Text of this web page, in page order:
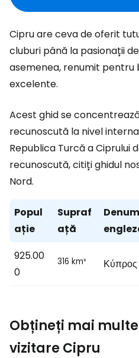
Cipru are ceva de oferit
cluburi până la pasionații
asemenea, renumit pentru
excelente.
Acest ghid se
recunoscută la nivel
Republica Turcă a Ciprului
recunoscută, citiți ghidul
Nord.
Popul
ație
Supraf
ață
925.00
0
316 km²
Obțineți mai
vizitare Cipru